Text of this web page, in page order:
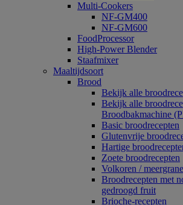
Multi-Cookers
NF-GM400
NF-GM600
FoodProcessor
High-Power Blender
Staafmixer
Maaltijdsoort
Brood
Bekijk alle
Bekijk alle
Broodbakmachine
Basic broodrecepten
Glutenvrije
Hartige
Zoete broodrecepten
Volkoren /
Broodrecepten met
gedroogd fruit
Brioche-recepten